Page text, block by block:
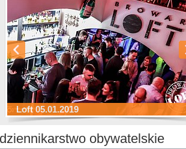
Loft 05.01.2019
Sylwester Podgrodzie 31.12.2018
Sylwester Pensjonat Michelin 31.12.2018
dziennikarstwo obywatelskie